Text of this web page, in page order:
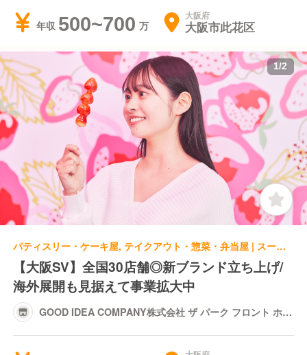
年収 500~700 大阪府
大阪市此花区
1/2
パティスリー・ケーキ屋, テイクアウト・惣菜・弁当屋 | スーパーバイザー | GOOD IDEA COMPANY株式会社 ザ パーク フロント ホテル店
【大阪SV】全国30店舗◎新ブランド立ち上げ/
海外展開も見据えて事業拡大中
GOOD IDEA COMPANY株式会社 ザ パーク フロント ホテ